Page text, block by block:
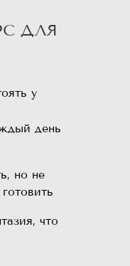
ДЛЯ
у
день
но не
что